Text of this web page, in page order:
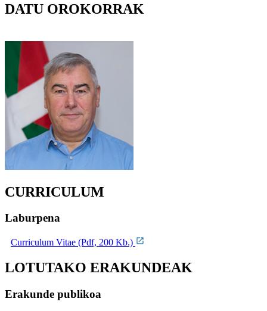
DATU OROKORRAK
CURRICULUM
Laburpena
Curriculum Vitae (Pdf, 200 Kb.)
LOTUTAKO ERAKUNDEAK
Erakunde publikoa